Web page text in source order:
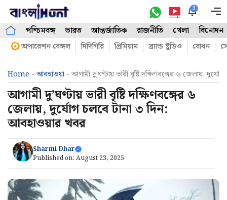
Skip
content
3
পশ্চিমবঙ্গ ভারত আন্তর্জাতিক রাজনীতি খেলা বিনোদন
অপারেশন বেঙ্গল দিদিগিরি প্রিমিয়াম ব্র্যান্ড ষ্টুডিও বোধন
Home -আবহাওয়া - আগামী দু’ঘণ্টায় ভারী বৃষ্টি দক্ষিণবঙ্গের ৬ জেলায়,
আগামী দু’ঘণ্টায় ভারী বৃষ্টি দক্ষিণবঙ্গের ৬
জেলায়, দুর্যোগ চলবে টানা ৩ দিন:
আবহাওয়ার খবর
Sharmi Dhar
Published on: August 23, 2025